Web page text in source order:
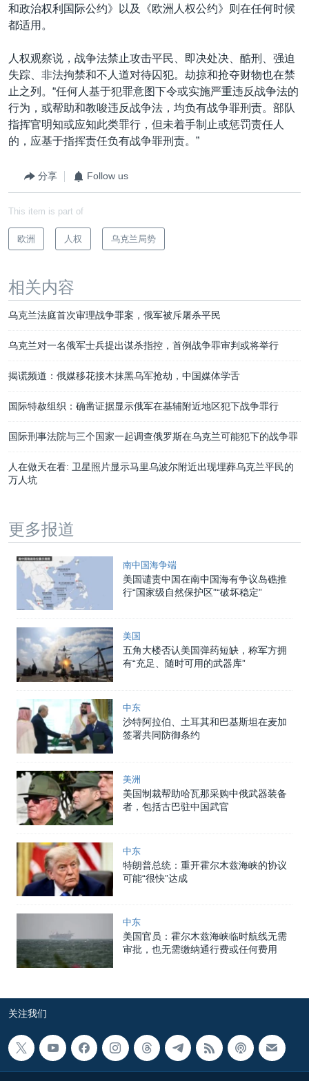
和政治权利国际公约》以及《欧洲人权公约》则在任何时候
都适用。
人权观察说，战争法禁止攻击平民、即决处决、酷刑、强迫
失踪、非法拘禁和不人道对待囚犯。劫掠和抢夺财物也在禁
止之列。“任何人基于犯罪意图下令或实施严重违反战争法的
行为，或帮助和教唆违反战争法，均负有战争罪刑责。部队
指挥官明知或应知此类罪行，但未着手制止或惩罚责任人
的，应基于指挥责任负有战争罪刑责。”
分享 Follow us
This item is part of
欧洲 人权 乌克兰局势
相关内容
乌克兰法庭首次审理战争罪案，俄军被斥屠杀平民
乌克兰对一名俄军士兵提出谋杀指控，首例战争罪审判或将举行
揭谎频道：俄媒移花接木抹黑乌军抢劫，中国媒体学舌
国际特赦组织：确凿证据显示俄军在基辅附近地区犯下战争罪行
国际刑事法院与三个国家一起调查俄罗斯在乌克兰可能犯下的战争罪
人在做天在看: 卫星照片显示马里乌波尔附近出现埋葬乌克兰平民的
万人坑
更多报道
南中国海争端
美国谴责中国在南中国海有争议岛礁推
行“国家级自然保护区”“破坏稳定”
美国
五角大楼否认美国弹药短缺，称军方拥
有“充足、随时可用的武器库”
中东
沙特阿拉伯、土耳其和巴基斯坦在麦加
签署共同防御条约
美洲
美国制裁帮助哈瓦那采购中俄武器装备
者，包括古巴驻中国武官
中东
特朗普总统：重开霍尔木兹海峡的协议
可能“很快”达成
中东
美国官员：霍尔木兹海峡临时航线无需
审批，也无需缴纳通行费或任何费用
关注我们